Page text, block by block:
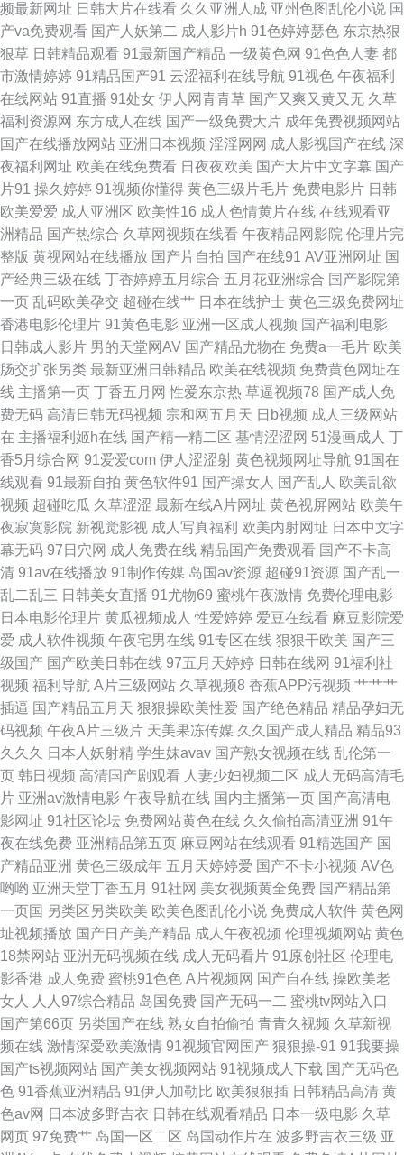
二类视频 欧美日韩一色哟哟 午夜啪啪7474 www青青草 精东视频黄 日韩色
图资源 91看片成人 东方四虎aV 久久欧洲熟妇熟女 日韩精品乱 在线视频污
草逼网123 精品九九6 日本中文天堂 91视频精品视频 国产1区综合情色 美女
被草视频网址 丝袜第一页在线 91青青草 国产av影院 日韩AV撸 在线91传媒
址 超碰免费在线播放 精品偷拍 五月天伦理 99碰碰逼 狠狠操狠 天天鲁天天
操 99大香蕉超碰 精品国产9199 婷婷五月天堂 A片超碰 九九自怕 色五月天
网站 91性福 国产久久综合 日本成人A片网站 97超碰人人摸 久久干视 天天干
视频毛片 av资源网站搜索 九一韩剧网 熟女福利资源网 91香蕉婷婷 国产情侣
国产 欧美性爱二区 91污网站 国语狠狠干 日本久久香蕉 18块黄色大全 岛国
午夜撸在线 欧美成人超碰不卡 亚洲色图第一页 超碰在线公开 青青草原99 影
肏屄av 91蜜桃在线观看 国产剧情陈可心
频最新网址 日韩大片在线看 久久亚洲人成 亚州色图乱伦小说 国
产va免费观看 国产人妖第二 成人影片h 91色婷婷瑟色 东京热狠
狠草 日韩精品观看 91最新国产精品 一级黄色网 91色色人妻 都
市激情婷婷 91精品国产91 云涩福利在线导航 91视色 午夜福利
在线网站 91直播 91处女 伊人网青青草 国产又爽又黄又无 久草
福利资源网 东方成人在线 国产一级免费大片 成年免费视频网站
国产在线播放网站 亚洲日本视频 淫淫网网 成人影视国产在线 深
夜福利网址 欧美在线免费看 日夜夜欧美 国产大片中文字幕 国产
片91 操久婷婷 91视频你懂得 黄色三级片毛片 免费电影片 日韩
欧美爱爱 成人亚洲区 欧美性16 成人色情黄片在线 在线观看亚
洲精品 国产热综合 久草网视频在线看 午夜精品网影院 伦理片完
整版 黄视网站在线播放 国产片自拍 国产在线91 AV亚洲网址 国
产经典三级在线 丁香婷婷五月综合 五月花亚洲综合 国产影院第
一页 乱码欧美孕交 超碰在线艹 日本在线护士 黄色三级免费网址
香港电影伦理片 91黄色电影 亚洲一区成人视频 国产福利电影
日韩成人影片 男的天堂网AV 国产精品尤物在 免费a一毛片 欧美
肠交扩张另类 最新亚洲日韩精品 欧美在线视频 免费黄色网址在
线 主播第一页 丁香五月网 性爱东京热 草逼视频78 国产成人免
费无码 高清日韩无码视频 宗和网五月天 日b视频 成人三级网站
在 主播福利姬h在线 国产精一精二区 基情涩涩网 51漫画成人 丁
香5月综合网 91爱爱com 伊人涩涩射 黄色视频网址导航 91国在
线观看 91最新自拍 黄色软件91 国产操女人 国产乱人 欧美乱欲
视频 超碰吃瓜 久草涩涩 最新在线A片网址 黄色视屏网站 欧美午
夜寂寞影院 新视觉影视 成人写真福利 欧美内射网址 日本中文字
幕无码 97日穴网 成人免费在线 精品国产免费观看 国产不卡高
清 91av在线播放 91制作传媒 岛国av资源 超碰91资源 国产乱一
乱二乱三 日韩美女直播 91尤物69 蜜桃午夜激情 免费伦理电影
日本电影伦理片 黄瓜视频成人 性爱婷婷 爱豆在线看 麻豆影院爱
爱 成人软件视频 午夜宅男在线 91专区在线 狠狠干欧美 国产三
级国产 国产欧美日韩在线 97五月天婷婷 日韩在线网 91福利社
视频 福利导航 A片三级网站 久草视频8 香蕉APP污视频 艹艹艹
插逼 国产精品五月天 狠狠操欧美性爱 国产绝色精品 精品孕妇无
码视频 午夜A片三级片 天美果冻传媒 久久国产成人精品 精品93
久久久
日本人妖射精 学生妹avav 国产熟女视频在线 乱伦第一
页 韩日视频 高清国产剧观看 人妻少妇视频二区 成人无码高清毛
片 亚洲av激情电影 午夜导航在线 国内主播第一页 国产高清电
影网址 91社区论坛 免费网站黄色在线 久久偷拍高清亚洲 91午
夜在线免费 亚洲精品第五页 麻豆网站在线观看 91精选国产 国
产精品亚洲 黄色三级成年 五月天婷婷爱 国产不卡小视频 AV色
哟哟 亚洲天堂丁香五月 91社网 美女视频黄全免费 国产精品第
一页国 另类区另类欧美 欧美色图乱伦小说 免费成人软件 黄色网
址视频播放 国产日产美产精品 成人午夜视频 伦理视频网站 黄色
18禁网站 亚洲无码视频在线 成人无码看片 91原创社区 伦理电
影香港 成人免费 蜜桃91色色 A片视频网 国产自在线 操欧美老
女人
人人97综合精品 岛国免费 国产无码一二 蜜桃tv网站入口
国产第66页 另类国产在线 熟女自拍偷拍 青青久视频 久草新视
频在线 激情深爱欧美激情 91视频官网国产 狠狠操-91 91我要操
国产ts视频网站 国产美女视频网站 91视频成人下载 国产无码色
色 91香蕉亚洲精品 91伊人加勒比 欧美狠狠插 日韩精品高清 黄
色av网 日本波多野吉衣 日韩在线观看精品 日本一级电影 久草
网页 97免费艹 岛国一区二区 岛国动作片在 波多野吉衣三级 亚